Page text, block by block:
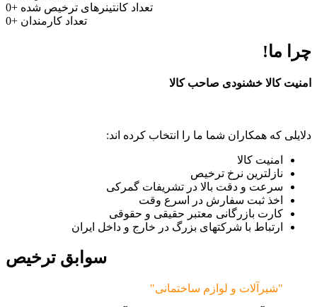
0+ تعداد کانتینرهای ترخیص شده
0+ تعداد کارمندان
چرا ما!
امنیت کالا خشنودی صاحب کالا
دلایلی که همکاران شما ما را انتخاب کرده اند:
امنیت کالا
نازلترین نرخ ترخیص
سرعت و دقت بالا در تشریفات گمرکی
اخذ ثبت سفارش در اسرع وقت
کارت بازرگانی معتبر حقیقی و حقوقی
ارتباط با شرکتهای بزرگ در خارج و داخل ایران
سوابق ترخیص
"شیرآلات و لوازم ساختمانی"